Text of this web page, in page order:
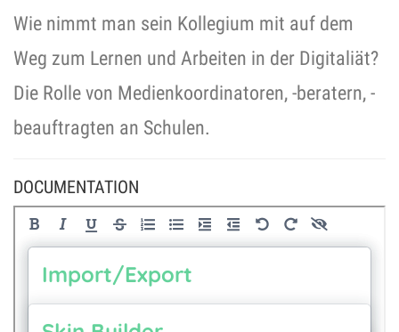
Wie nimmt man sein Kollegium mit auf dem
Weg zum Lernen und Arbeiten in der Digitaliät?
Die Rolle von Medienkoordinatoren, -beratern, -
beauftragten an Schulen.
DOCUMENTATION